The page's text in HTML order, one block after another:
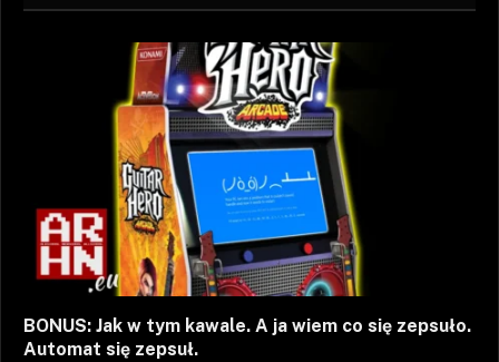
BONUS: Jak w tym kawale. A ja wiem co się zepsuło.
Automat się zepsuł.